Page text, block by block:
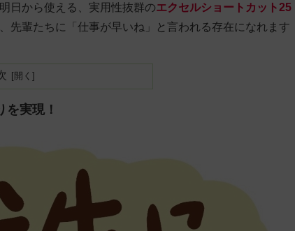
日から使える、実用性抜群のエクセルショートカット25
先輩たちに「仕事が早いね」と言われる存在になれます
を実現！